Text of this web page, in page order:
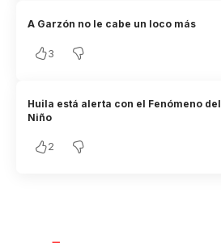
A Garzón no le cabe un loco más
3
Huila está alerta con el Fenómeno del
Niño
2